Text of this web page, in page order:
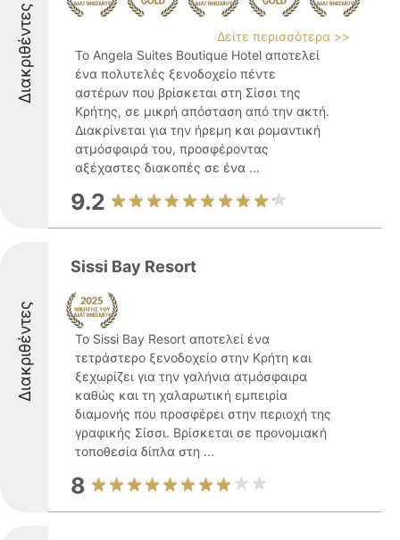
Διακριθέντες
Δείτε περισσότερα >>
Το Angela Suites Boutique Hotel αποτελεί
ένα πολυτελές ξενοδοχείο πέντε
αστέρων που βρίσκεται στη Σίσσι της
Κρήτης, σε μικρή απόσταση από την ακτή.
Διακρίνεται για την ήρεμη και ρομαντική
ατμόσφαιρά του, προσφέροντας
αξέχαστες διακοπές σε ένα ...
9.2
Διακριθέντες
Sissi Bay Resort
Το Sissi Bay Resort αποτελεί ένα
τετράστερο ξενοδοχείο στην Κρήτη και
ξεχωρίζει για την γαλήνια ατμόσφαιρα
καθώς και τη χαλαρωτική εμπειρία
διαμονής που προσφέρει στην περιοχή της
γραφικής Σίσσι. Βρίσκεται σε προνομιακή
τοποθεσία δίπλα στη ...
8